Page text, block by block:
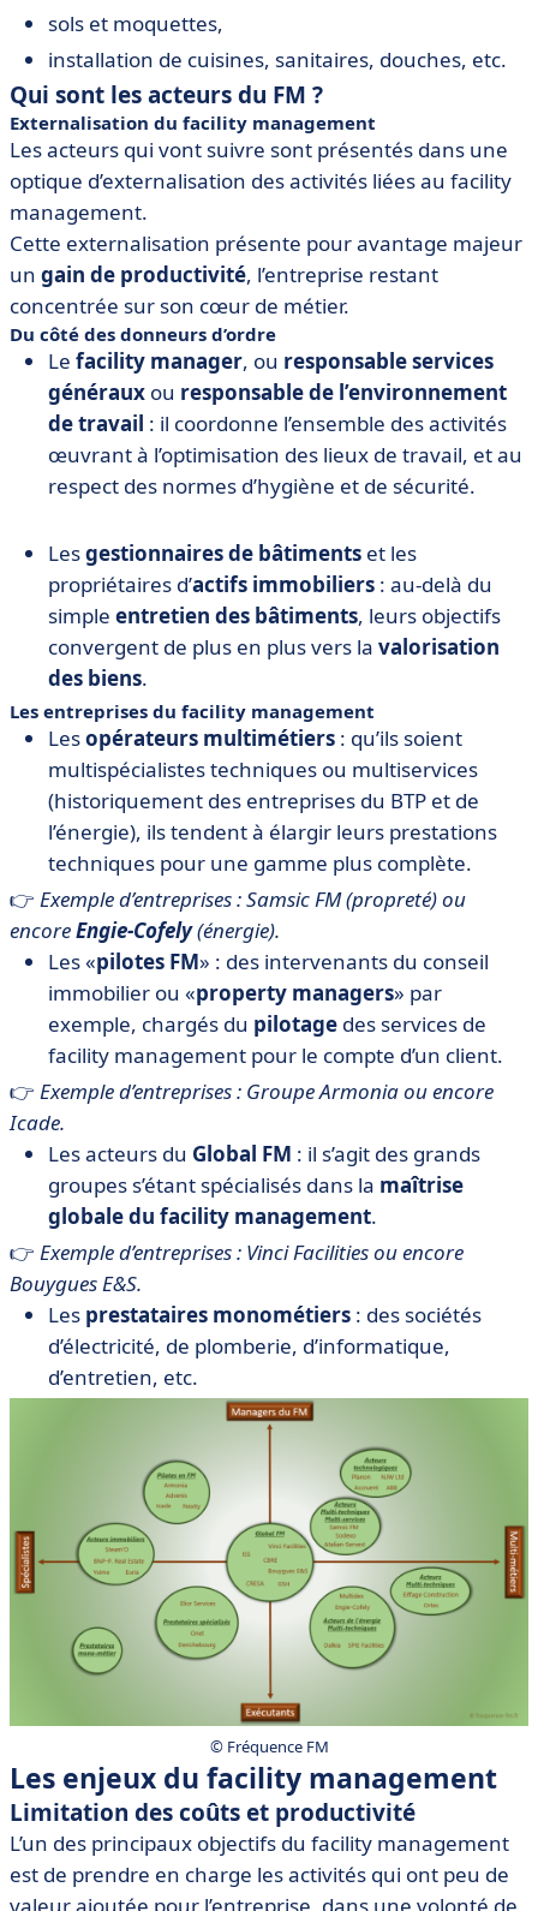
sols et moquettes,
installation de cuisines, sanitaires, douches, etc.
Qui sont les acteurs du FM ?
Externalisation du facility management
Les acteurs qui vont suivre sont présentés dans une
optique d’externalisation des activités liées au facility
management.
Cette externalisation présente pour avantage majeur
un gain de productivité, l’entreprise restant
concentrée sur son cœur de métier.
Du côté des donneurs d’ordre
Le facility manager, ou responsable services
généraux ou responsable de l’environnement
de travail : il coordonne l’ensemble des activités
œuvrant à l’optimisation des lieux de travail, et au
respect des normes d’hygiène et de sécurité.
Lesgestionnaires de bâtiments et les
propriétaires d’actifs immobiliers : au-delà du
simple entretien des bâtiments, leurs objectifs
convergent de plus en plus vers la valorisation
des biens.
Les entreprises du facility management
Lesopérateurs multimétiers : qu’ils soient
multispécialistes techniques ou multiservices
(historiquement des entreprises du BTP et de
l’énergie), ils tendent à élargir leurs prestations
techniques pour une gamme plus complète.
👉 Exemple d’entreprises : Samsic FM (propreté) ou
encoreEngie-Cofely(énergie).
Les «pilotes FM» : des intervenants du conseil
immobilier ou «property managers» par
exemple, chargés du pilotage des services de
facility management pour le compte d’un client.
👉 Exemple d’entreprises : Groupe Armonia ou encore
Icade.
Les acteurs du Global FM : il s’agit des grands
groupes s’étant spécialisés dans la maîtrise
globale du facility management.
👉 Exemple d’entreprises : Vinci Facilities ou encore
Bouygues E&S.
Les prestataires monométiers : des sociétés
d’électricité, de plomberie, d’informatique,
d’entretien, etc.
© Fréquence FM
Les enjeux du facility management
Limitation des coûts et productivité
L’un des principaux objectifs du facility management
est de prendre en charge les activités qui ont peu de
valeur ajoutée pour l’entreprise, dans une volonté de